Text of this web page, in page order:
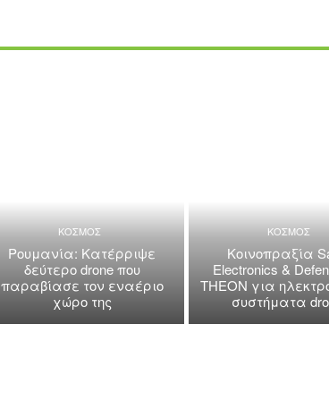
ΚΟΣΜΟΣ
Ρουμανία: Κατέρριψε
δεύτερο drone που
παραβίασε τον εναέριο
χώρο της
ΚΟΣΜΟΣ
Κοινοπραξία
Electronics &
THEON για
συστήματα